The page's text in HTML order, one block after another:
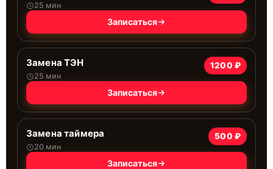
25 мин
Записаться
Замена ТЭН
25 мин
1200 ₽
Записаться
Замена таймера
20 мин
500 ₽
Записаться